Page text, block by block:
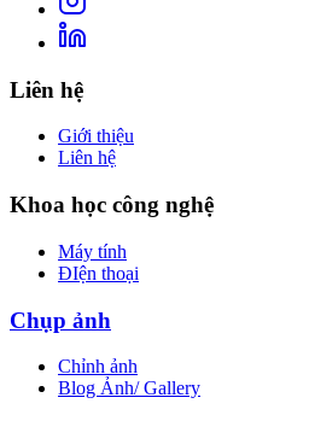
Liên hệ
Giới thiệu
Liên hệ
Khoa học công nghệ
Máy tính
ĐIện thoại
Chụp ảnh
Chỉnh ảnh
Blog Ảnh/ Gallery